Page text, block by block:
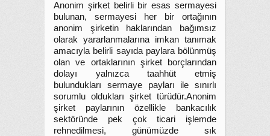
Anonim şirket belirli bir esas sermayesi
bulunan, sermayesi her bir ortağının
anonim şirketin haklarından bağımsız
olarak yararlanmalarına imkan tanımak
amacıyla belirli sayıda paylara bölünmüş
olan ve ortaklarının şirket borçlarından
dolayı yalnızca taahhüt etmiş
bulundukları sermaye payları ile sınırlı
sorumlu oldukları şirket türüdür.Anonim
şirket paylarının özellikle bankacılık
sektöründe pek çok ticari işlemde
rehnedilmesi, günümüzde sık